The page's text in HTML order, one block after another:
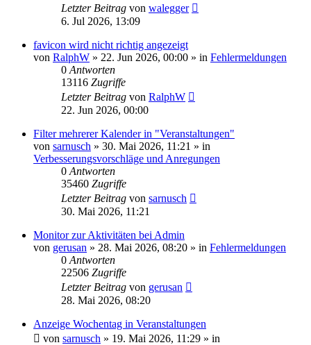
Letzter Beitrag von walegger
6. Jul 2026, 13:09
favicon wird nicht richtig angezeigt
von RalphW » 22. Jun 2026, 00:00 » in Fehlermeldungen
0 Antworten
13116 Zugriffe
Letzter Beitrag von RalphW
22. Jun 2026, 00:00
Filter mehrerer Kalender in "Veranstaltungen"
von sarnusch » 30. Mai 2026, 11:21 » in
Verbesserungsvorschläge und Anregungen
0 Antworten
35460 Zugriffe
Letzter Beitrag von sarnusch
30. Mai 2026, 11:21
Monitor zur Aktivitäten bei Admin
von gerusan » 28. Mai 2026, 08:20 » in Fehlermeldungen
0 Antworten
22506 Zugriffe
Letzter Beitrag von gerusan
28. Mai 2026, 08:20
Anzeige Wochentag in Veranstaltungen
von sarnusch » 19. Mai 2026, 11:29 » in